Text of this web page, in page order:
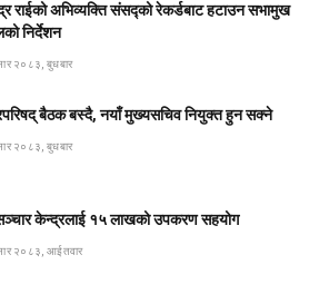
राईको अभिव्यक्ति संसद्को रेकर्डबाट हटाउन सभामुख
निर्देशन
२०८३, बुधबार
बैठक बस्दै, नयाँ मुख्यसचिव नियुक्त हुन सक्ने
२०८३, बुधबार
केन्द्रलाई १५ लाखको उपकरण सहयोग
२०८३, आईतवार